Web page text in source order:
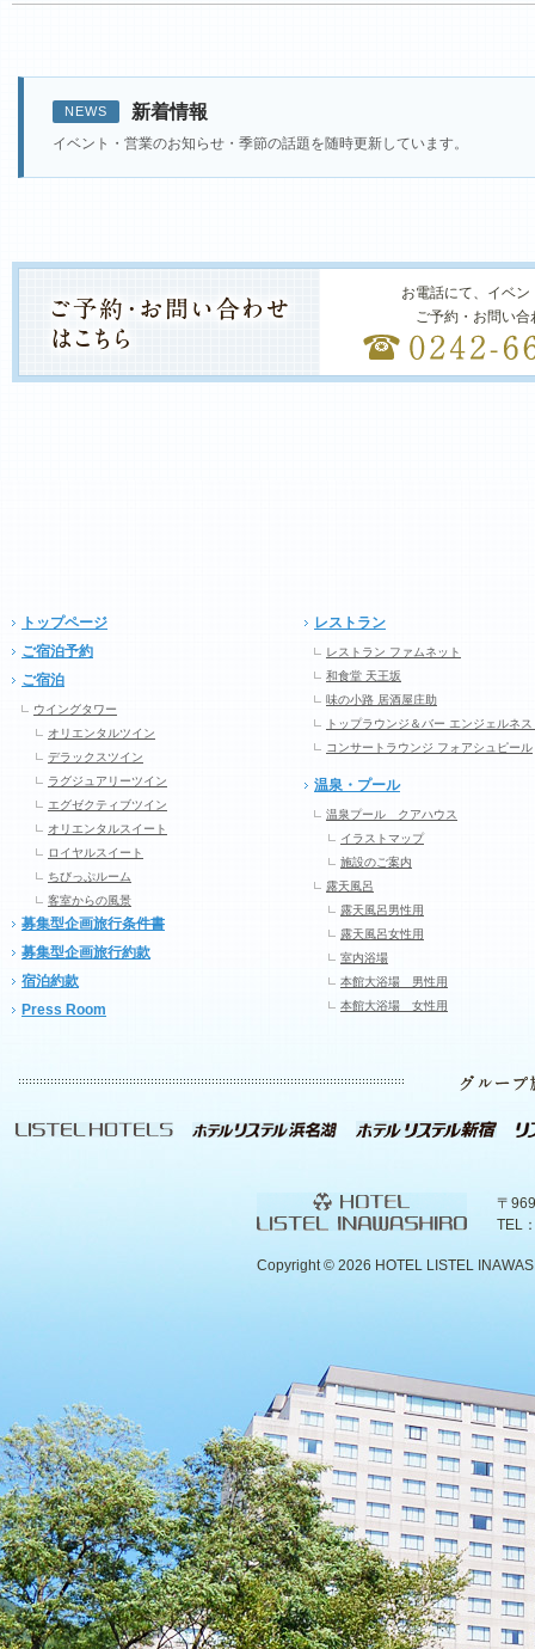
NEWS 新着情報
イベント・営業のお知らせ・季節の話題を随時更新しています。
お電話にて、イベ
ご予約・お問い
トップページ
ご宿泊予約
ご宿泊
ウイングタワー
オリエンタルツイン
デラックスツイン
ラグジュアリーツイン
エグゼクティブツイン
オリエンタルスイート
ロイヤルスイート
ちびっぷルーム
客室からの風景
募集型企画旅行条件書
募集型企画旅行約款
宿泊約款
Press Room
レストラン
レストラン ファムネット
和食堂 天王坂
味の小路 居酒屋庄助
トップラウンジ＆バー エンジェルネス
コンサートラウンジ フォアシュピール
温泉・プール
温泉プール クアハウス
イラストマップ
施設のご案内
露天風呂
露天風呂男性用
露天風呂女性用
室内浴場
本館大浴場 男性用
本館大浴場 女性用
〒
TEL
Copyright © 2026 HOTEL LISTEL